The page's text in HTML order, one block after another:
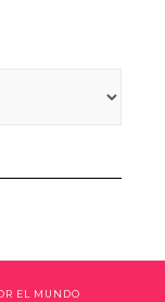
EL MUNDO